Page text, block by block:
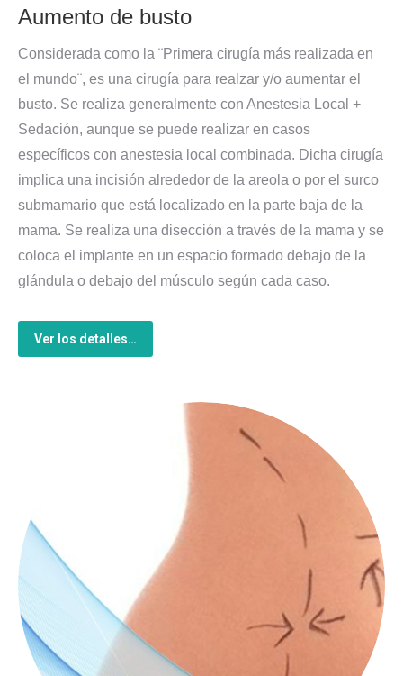
Aumento de busto
Considerada como la ¨Primera cirugía más realizada en
el mundo¨, es una cirugía para realzar y/o aumentar el
busto. Se realiza generalmente con Anestesia Local +
Sedación, aunque se puede realizar en casos
específicos con anestesia local combinada. Dicha cirugía
implica una incisión alrededor de la areola o por el surco
submamario que está localizado en la parte baja de la
mama. Se realiza una disección a través de la mama y se
coloca el implante en un espacio formado debajo de la
glándula o debajo del músculo según cada caso.
Ver los detalles…